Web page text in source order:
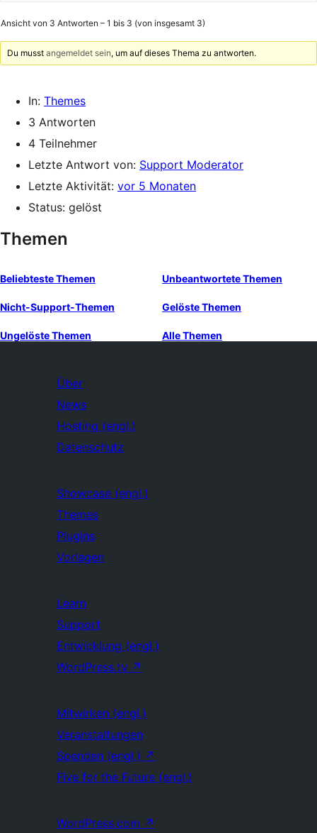
Ansicht von 3 Antworten – 1 bis 3 (von insgesamt 3)
Du musstangemeldet sein, um auf dieses Thema zu antworten.
In: Themes
3 Antworten
4 Teilnehmer
Letzte Antwort von: Support Moderator
Letzte Aktivität: vor 5 Monaten
Status: gelöst
Themen
Beliebteste Themen Unbeantwortete Themen
Nicht-Support-Themen Gelöste Themen
Ungelöste Themen Alle Themen
Über
News
Hosting (engl.)
Datenschutz
Showcase (engl.)
Themes
Plugins
Vorlagen
Learn
Support
Entwicklung (engl.)
WordPress.tv ↗
Mitwirken (engl.)
Veranstaltungen
Spenden (engl.) ↗
Five for the Future (engl.)
WordPress.com ↗